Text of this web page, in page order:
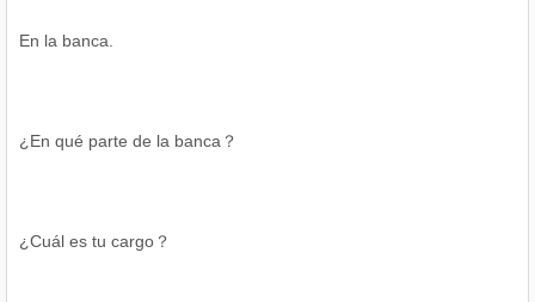
En la banca.
¿En qué parte de la banca？
¿Cuál es tu cargo？